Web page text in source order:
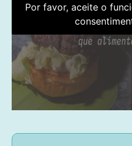
Por favor, aceite o